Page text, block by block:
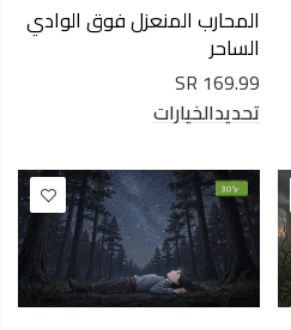
المحارب المنعزل فوق الوادي
الساحر
169.99 SR
تحديدالخيارات
-30%